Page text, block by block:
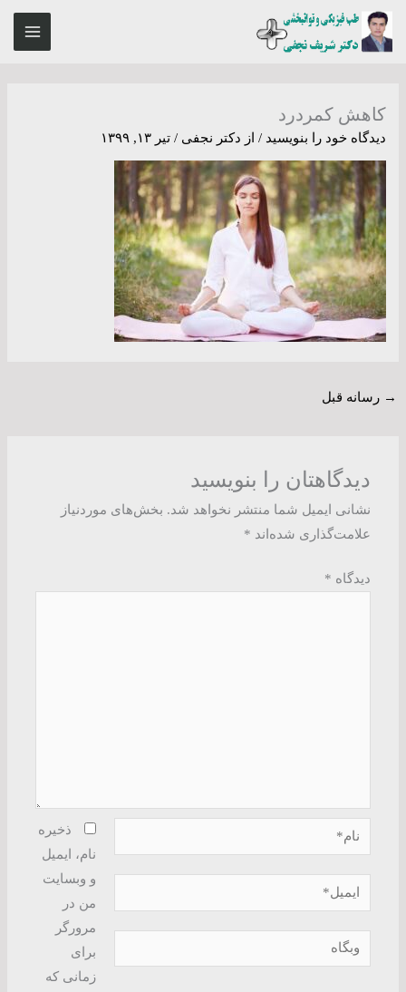
پرش
کاهش کمردرد
دیدگاه‌ خود را بنویسید / از دکتر نجفی/تیر ۱۳, ۱۳۹۹
→ رسانه قبل
دیدگاهتان را بنویسید
نشانی ایمیل شما منتشر نخواهد شد. بخش‌های موردنیاز
علامت‌گذاری شده‌اند *
دیدگاه *
نام*
ایمیل*
وبگاه
ذخیره
نام، ایمیل
و وبسایت
من در
مرورگر
برای
زمانی که